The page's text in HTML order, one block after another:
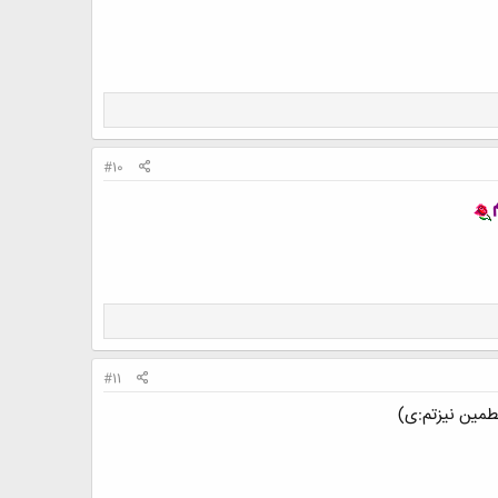
#10
#11
نیزتم:ی)